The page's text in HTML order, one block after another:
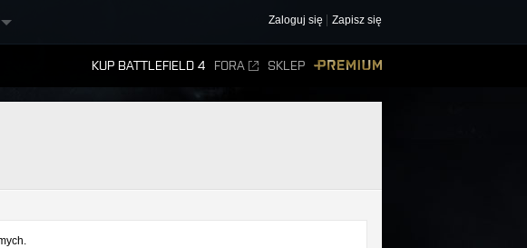
Zaloguj się Zapisz się
KUP BATTLEFIELD 4 FORA SKLEP